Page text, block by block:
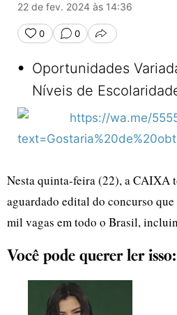
22 de fev. 2024 às 14:36
0 0 COMPARTILHAR
• Oportunidades
Níveis de
Nesta quinta-feira (22), a CAIXA
aguardado edital do concurso
mil vagas em todo o Brasil,
Você pode querer ler isso: